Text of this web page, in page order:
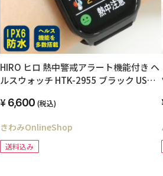
HIRO ヒロ 熱中警戒アラート機能付き ヘ
ルスウォッチ HTK-2955 ブラック USB
IPX6防水 軽量 健康管理 歩数計 睡眠モニ
中症 グッズ 熱中対策ウォッチ
6,600 (税込)
きわみOnlineShop
送料込み